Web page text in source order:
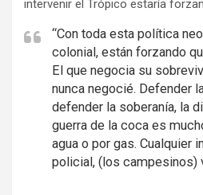
intervenir el Trópico estaría
“Con toda esta política
colonial, están forzando
El que negocia su
nunca negocié. Defender
defender la soberanía, la
guerra de la coca es
agua o por gas. Cualquier
policial, (los campesinos)